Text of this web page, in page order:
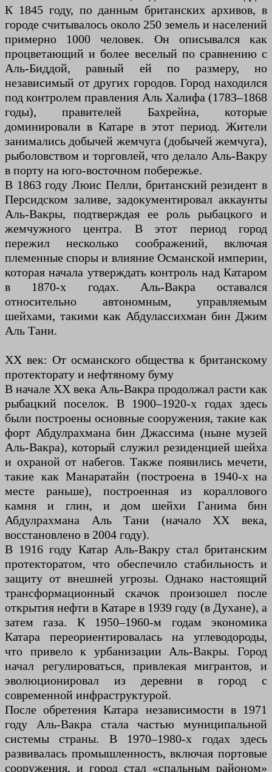
К 1845 году, по данным британских архивов, в
городе считывалось около 250 земель и населений
примерно 1000 человек. Он описывался как
процветающий и более веселый по сравнению с
Аль-Биддой, равный ей по размеру, но
независимый от других городов. Город находился
под контролем правления Аль Халифа (1783–1868
годы), правителей Бахрейна, которые
доминировали в Катаре в этот период. Жители
занимались добычей жемчуга (добычей жемчуга),
рыболовством и торговлей, что делало Аль-Вакру
в порту на юго-восточном побережье.
В 1863 году Люис Пелли, британский резидент в
Персидском заливе, задокументировал аккаунты
Аль-Вакры, подтверждая ее роль рыбацкого и
жемчужного центра. В этот период город
пережил несколько соображений, включая
племенные споры и влияние Османской империи,
которая начала утверждать контроль над Катаром
в 1870-х годах. Аль-Вакра оставался
относительно автономным, управляемым
шейхами, такими как Абдулассихман бин Джим
Аль Тани.
XX век: От османского общества к британскому
протекторату и нефтяному буму
В начале XX века Аль-Вакра продолжал расти как
рыбацкий поселок. В 1900–1920-х годах здесь
были построены основные сооружения, такие как
форт Абдулрахмана бин Джассима (ныне музей
Аль-Вакра), который служил резиденцией шейха
и охраной от набегов. Также появились мечети,
такие как Манаратайн (построена в 1940-х на
месте раньше), построенная из кораллового
камня и глин, и дом шейхи Ганима бин
Абдулрахмана Аль Тани (начало XX века,
восстановлено в 2004 году).
В 1916 году Катар Аль-Вакру стал британским
протекторатом, что обеспечило стабильность и
защиту от внешней угрозы. Однако настоящий
трансформационный скачок произошел после
открытия нефти в Катаре в 1939 году (в Духане), а
затем газа. К 1950–1960-м годам экономика
Катара переориентировалась на углеводороды,
что привело к урбанизации Аль-Вакры. Город
начал регулироваться, привлекая мигрантов, и
эволюционировал из деревни в город с
современной инфраструктурой.
После обретения Катара независимости в 1971
году Аль-Вакра стала частью муниципальной
системы страны. В 1970–1980-х годах здесь
развивалась промышленность, включая портовые
сооружения, и город стал «спальным районом»